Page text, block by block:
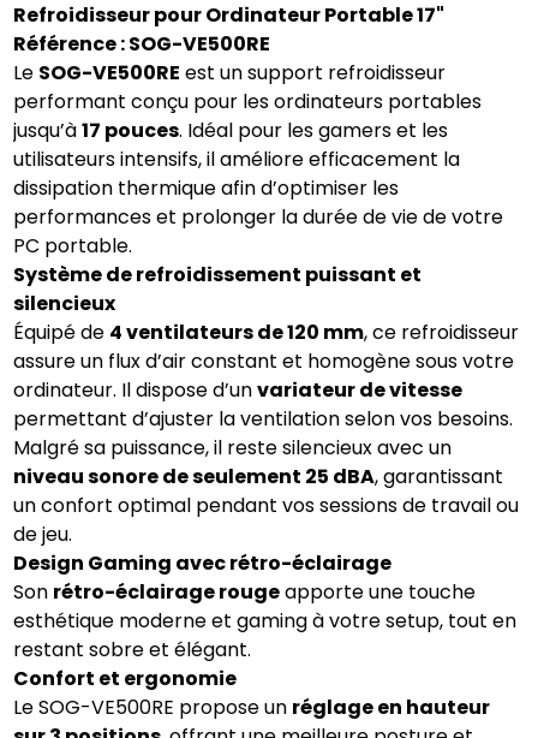
Refroidisseur pour Ordinateur Portable 17"
Référence : SOG-VE500RE
Le SOG-VE500RE est un support refroidisseur
performant conçu pour les ordinateurs portables
jusqu’à17 pouces. Idéal pour les gamers et les
utilisateurs intensifs, il améliore efficacement la
dissipation thermique afin d’optimiser les
performances et prolonger la durée de vie de votre
PC portable.
Système de refroidissement puissant et
silencieux
Équipé de 4 ventilateurs de 120 mm, ce refroidisseur
assure un flux d’air constant et homogène sous votre
ordinateur. Il dispose d’unvariateur de vitesse
permettant d’ajuster la ventilation selon vos besoins.
Malgré sa puissance, il reste silencieux avec un
niveau sonore de seulement 25 dBA, garantissant
un confort optimal pendant vos sessions de travail ou
de jeu.
Design Gaming avec rétro-éclairage
Son rétro-éclairage rougeapporte une touche
esthétique moderne et gaming à votre setup, tout en
restant sobre et élégant.
Confort et ergonomie
Le SOG-VE500RE propose un réglage en hauteur